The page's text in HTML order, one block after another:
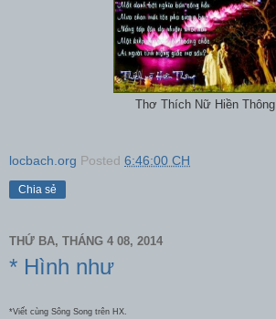
Thơ Thích Nữ Hiền Thông
locbach.org Posted 6:46:00 CH
Chia sẻ
THỨ BA, THÁNG 4 08, 2014
* Hình như
*Viết cùng Sông Song trên HX.